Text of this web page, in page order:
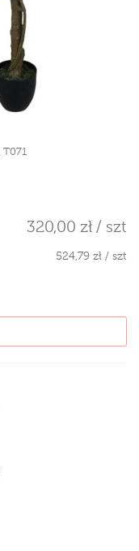
T071
320,00 zł / szt
524,79 zł / szt